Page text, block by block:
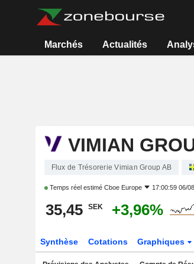
Marchés Actualités
VIMIAN
Flux de Trésorerie Vimian Group AB
Temps réel estimé Cboe Europe 17:00:59 06/
35,45 SEK +3,96%
Synthèse Cotations Graphiques